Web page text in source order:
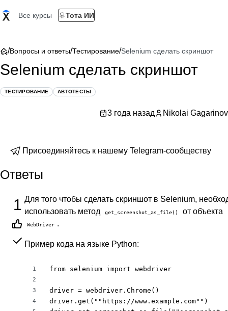
Все курсы Тота ИИ
/Вопросы и ответы/Тестирование/Selenium сделать скриншот
Selenium сделать скриншот
ТЕСТИРОВАНИЕ АВТОТЕСТЫ
3 года назад Nikolai Gagarinov
Присоединяйтесь к нашему Telegram-сообществу
Ответы
1 Для того чтобы сделать скриншот в Selenium,
использовать метод
get_screenshot_as_file() от объекта
WebDriver .
Пример кода на языке Python:
1
2
3
4
from selenium import webdriver
driver = webdriver.Chrome()
driver.get(""https://www.example.com"")